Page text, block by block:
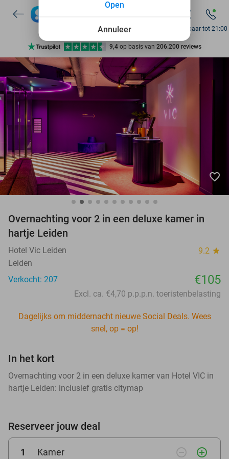
7 dagen per week beschikbaar
10+ miljoen leden
9,4 op basis van 206.200 reviews
Ontdek 15.000+ deals
7 dagen per week beschikbaar
10+ miljoen leden
Bereikbaar tot 21:00
favorite_border
Overnachting voor 2 in een deluxe kamer in
hartje Leiden
Hotel Vic Leiden 9.2 star
Leiden
Verkocht: 207
€105
Excl. ca. €4,70 p.p.p.n. toeristenbelasting
Dagelijks om middernacht nieuwe Social Deals. Wees
snel, op = op!
In het kort
Overnachting voor 2 in een deluxe kamer van Hotel VIC in
hartje Leiden: inclusief gratis citymap
Reserveer jouw deal
1 Kamer remove_circle_outline add_circle_outline
Annuleer
Open